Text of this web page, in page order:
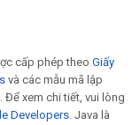
cấp phép theo Giấy
và các mẫu mã lập
. Để xem chi tiết, vui lòng
Developers. Java là